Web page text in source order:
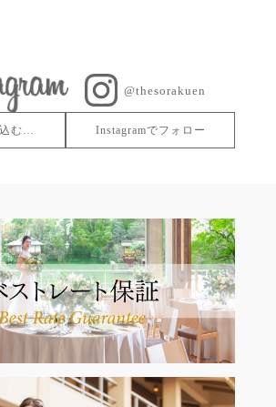
@thesorakuen
む… Instagramでフォロー